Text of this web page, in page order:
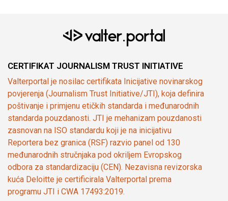
CERTIFIKAT JOURNALISM TRUST INITIATIVE
Valterportal je nosilac certifikata Inicijative novinarskog
povjerenja (Journalism Trust Initiative/JTI), koja definira
poštivanje i primjenu etičkih standarda i međunarodnih
standarda pouzdanosti. JTI je mehanizam pouzdanosti
zasnovan na ISO standardu koji je na inicijativu
Reportera bez granica (RSF) razvio panel od 130
međunarodnih stručnjaka pod okriljem Evropskog
odbora za standardizaciju (CEN). Nezavisna revizorska
kuća Deloitte je certificirala Valterportal prema
programu JTI i CWA 17493:2019.